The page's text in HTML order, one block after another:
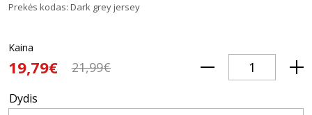
Prekės kodas: Dark grey jersey
Kaina
19,79€ 21,99€
Dydis